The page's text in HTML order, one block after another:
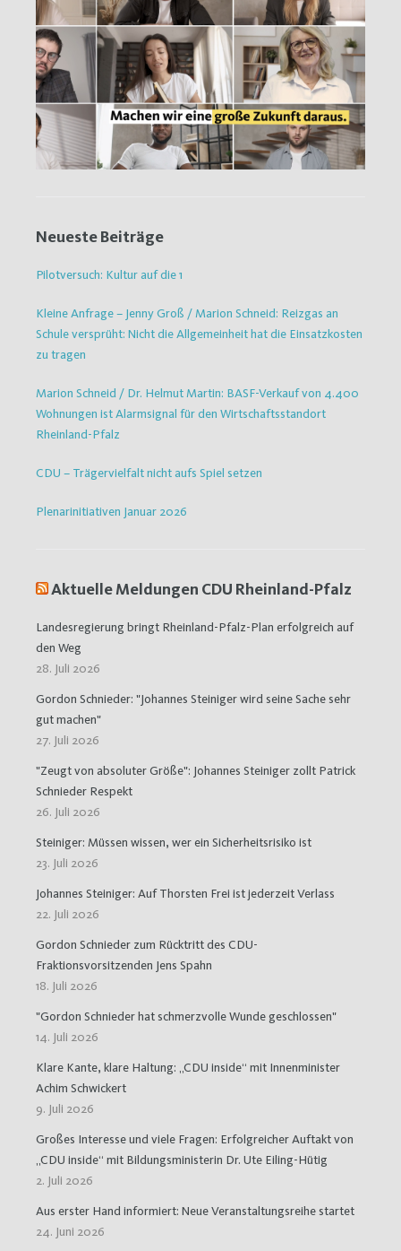
Neueste Beiträge
Pilotversuch: Kultur auf die 1
Kleine Anfrage – Jenny Groß / Marion Schneid: Reizgas an
Schule versprüht: Nicht die Allgemeinheit hat die Einsatzkosten
zu tragen
Marion Schneid / Dr. Helmut Martin: BASF-Verkauf von 4.400
Wohnungen ist Alarmsignal für den Wirtschaftsstandort
Rheinland-Pfalz
CDU – Trägervielfalt nicht aufs Spiel setzen
Plenarinitiativen Januar 2026
Aktuelle Meldungen CDU Rheinland-Pfalz
Landesregierung bringt Rheinland-Pfalz-Plan erfolgreich auf
den Weg
28. Juli 2026
Gordon Schnieder: "Johannes Steiniger wird seine Sache sehr
gut machen"
27. Juli 2026
"Zeugt von absoluter Größe": Johannes Steiniger zollt Patrick
Schnieder Respekt
26. Juli 2026
Steiniger: Müssen wissen, wer ein Sicherheitsrisiko ist
23. Juli 2026
Johannes Steiniger: Auf Thorsten Frei ist jederzeit Verlass
22. Juli 2026
Gordon Schnieder zum Rücktritt des CDU-
Fraktionsvorsitzenden Jens Spahn
18. Juli 2026
"Gordon Schnieder hat schmerzvolle Wunde geschlossen"
14. Juli 2026
Klare Kante, klare Haltung: „CDU inside“ mit Innenminister
Achim Schwickert
9. Juli 2026
Großes Interesse und viele Fragen: Erfolgreicher Auftakt von
„CDU inside“ mit Bildungsministerin Dr. Ute Eiling-Hütig
2. Juli 2026
Aus erster Hand informiert: Neue Veranstaltungsreihe startet
24. Juni 2026